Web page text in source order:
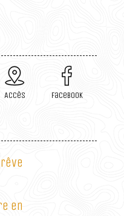
Accès Facebook
en